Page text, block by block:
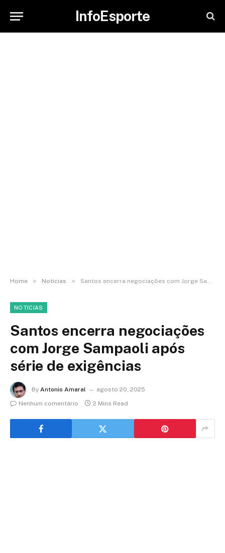
InfoEsporte
Home » Noticias » Santos encerra negociações com Jorge Sampaoli após série de exigências
NOTICIAS
Santos encerra negociações
com Jorge Sampaoli após
série de exigências
By Antonio Amaral
agosto 20, 2025
Nenhum comentário
2 Mins Read